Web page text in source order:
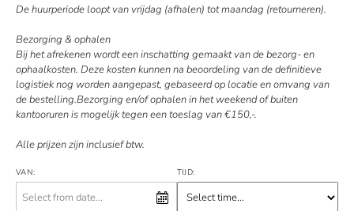
De huurperiode loopt van vrijdag (afhalen) tot maandag (retourneren).
Bezorging & ophalen
Bij het afrekenen wordt een inschatting gemaakt van de bezorg- en
ophaalkosten. Deze kosten kunnen na beoordeling van de definitieve
logistiek nog worden aangepast, gebaseerd op locatie en omvang van
de bestelling.Bezorging en/of ophalen in het weekend of buiten
kantooruren is mogelijk tegen een toeslag van €150,-.
Alle prijzen zijn inclusief btw.
VAN: TIJD: